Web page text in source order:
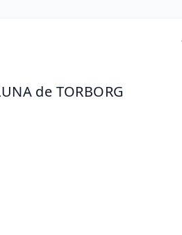
de TORBORG